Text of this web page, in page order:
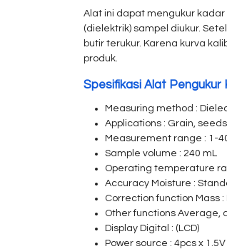
Alat ini dapat mengukur
(dielektrik) sampel diukur.
butir terukur. Karena kurva
produk.
Spesifikasi Alat Pengukur
Measuring method :
Applications : Grain,
Measurement range : 1-
Sample volume : 240 mL
Operating temperature
Accuracy Moisture :
Correction function Mass
Other functions Average,
Display Digital : (LCD)
Power source : 4pcs x